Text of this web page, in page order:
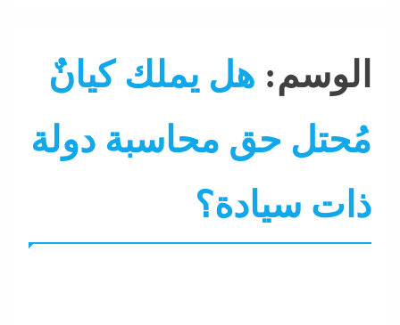
الوسم: هل يملك كيانٌ
مُحتل حق محاسبة دولة
ذات سيادة؟
مقالات و أراء